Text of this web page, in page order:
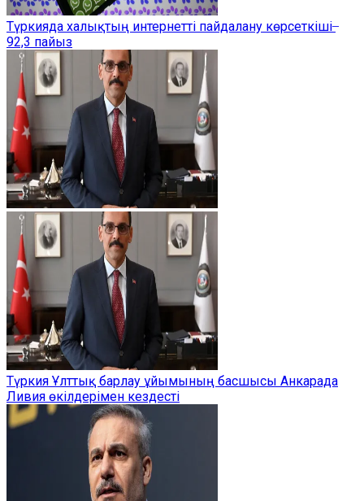
Түркияда халықтың интернетті пайдалану көрсеткіші ̶
92,3 пайыз
Түркия Ұлттық барлау ұйымының басшысы Анкарада
Ливия өкілдерімен кездесті